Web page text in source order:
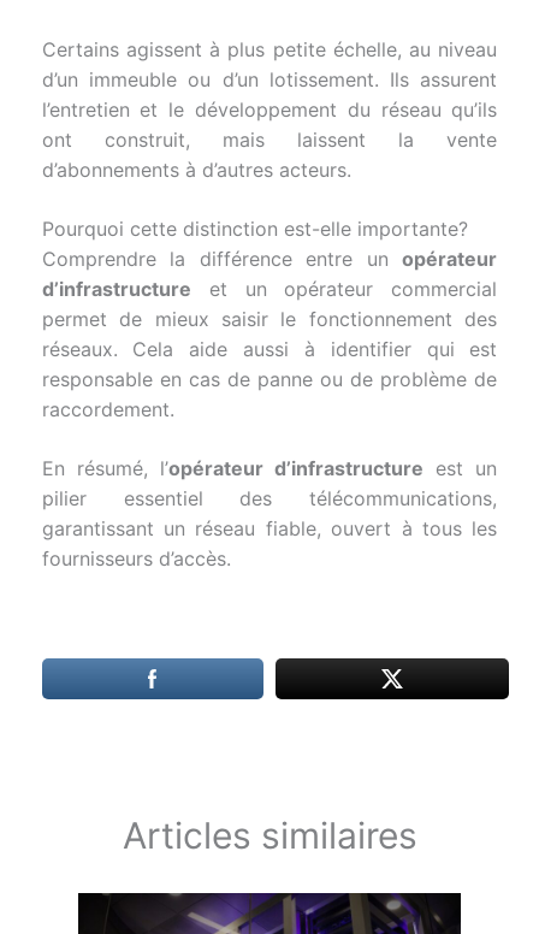
Certains agissent à plus petite échelle, au niveau
d’un immeuble ou d’un lotissement. Ils assurent
l’entretien et le développement du réseau qu’ils
ont construit, mais laissent la vente
d’abonnements à d’autres acteurs.
Pourquoi cette distinction est-elle importante?
Comprendre la différence entre unopérateur
d’infrastructure et un opérateur commercial
permet de mieux saisir le fonctionnement des
réseaux. Cela aide aussi à identifier qui est
responsable en cas de panne ou de problème de
raccordement.
En résumé, l’opérateur d’infrastructure est un
pilier essentiel des télécommunications,
garantissant un réseau fiable, ouvert à tous les
fournisseurs d’accès.
Articles similaires